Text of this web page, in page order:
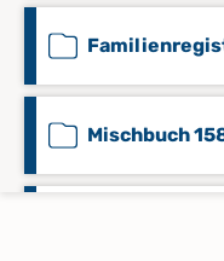
Mischbuch